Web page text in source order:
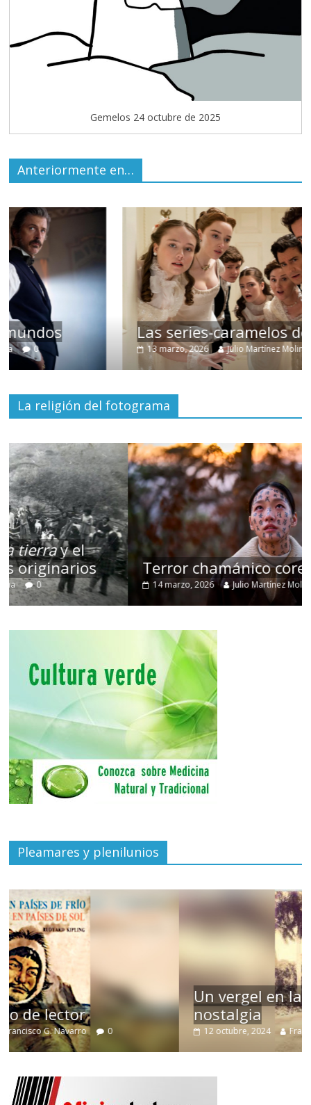
Gemelos 24 octubre de 2025
Anteriormente en…
Las series-caramelos de Shondaland
13 marzo, 2026 Julio Martínez Molina 0
La religión del fotograma
Terror chamánico coreano
14 marzo, 2026 Julio Martínez Molina 0
Pleamares y plenilunios
Un vergel en las nieblas de la
nostalgia
12 octubre, 2024 Francisco G. Navarro 0